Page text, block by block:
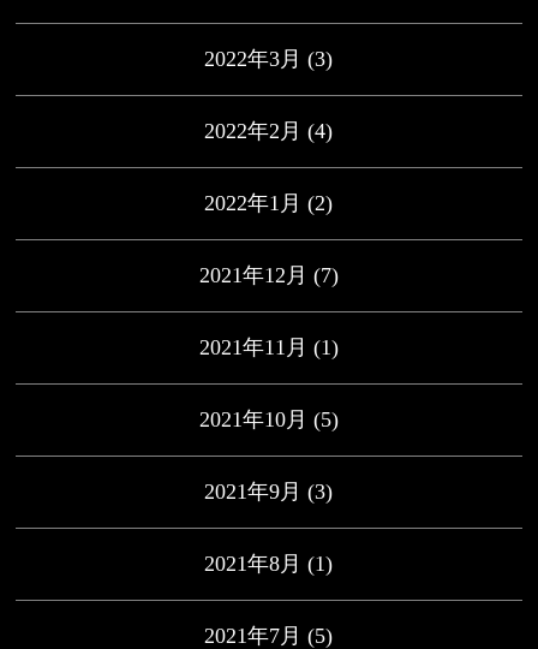
2022年3月 (3)
2022年2月 (4)
2022年1月 (2)
2021年12月 (7)
2021年11月 (1)
2021年10月 (5)
2021年9月 (3)
2021年8月 (1)
2021年7月 (5)